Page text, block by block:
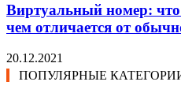
Виртуальный номер: что
чем отличается от
20.12.2021
ПОПУЛЯРНЫЕ